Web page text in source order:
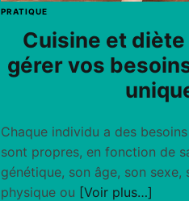
PRATIQUE
Cuisine et
gérer vos
Chaque individu a des
sont propres, en fonction de
génétique, son âge, son sexe,
physique ou [Voir plus…]